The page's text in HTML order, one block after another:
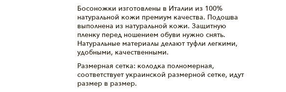
Босоножки изготовлены в Италии из 100%
натуральной кожи премиум качества. Подошва
выполнена из натуральной кожи. Защитную
пленку перед ношением обуви нужно снять.
Натуральные материалы делают туфли легкими,
удобными, качественными.
Размерная сетка: колодка полномерная,
соответствует украинской размерной сетке, идут
размер в размер.